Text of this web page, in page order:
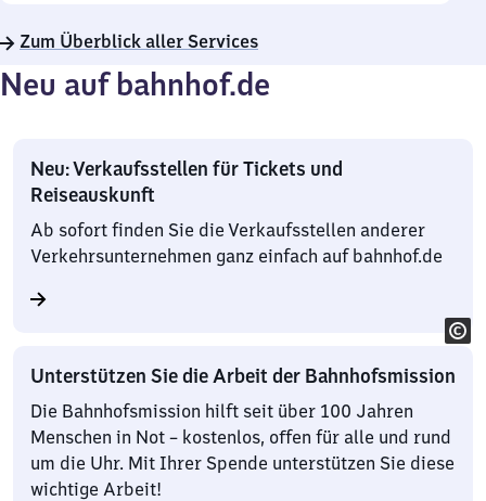
Zum Überblick aller Services
Neu auf bahnhof.de
Neu: Verkaufsstellen für Tickets und
Reiseauskunft
Ab sofort finden Sie die Verkaufsstellen anderer
Verkehrsunternehmen ganz einfach auf bahnhof.de
Unterstützen Sie die Arbeit der Bahnhofsmission
Die Bahnhofsmission hilft seit über 100 Jahren
Menschen in Not – kostenlos, offen für alle und rund
um die Uhr. Mit Ihrer Spende unterstützen Sie diese
wichtige Arbeit!